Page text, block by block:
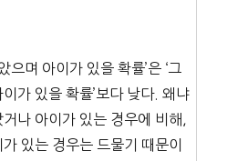
으며 아이가 있을 확률’은 ‘그
가 있을 확률’보다 낮다. 왜냐
나 아이가 있는 경우에 비해,
있는 경우는 드물기 때문이